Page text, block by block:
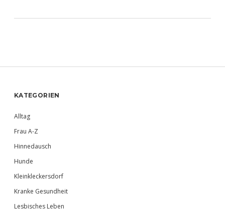
Sidebar
KATEGORIEN
Alltag
Frau A-Z
Hinnedausch
Hunde
Kleinkleckersdorf
Kranke Gesundheit
Lesbisches Leben